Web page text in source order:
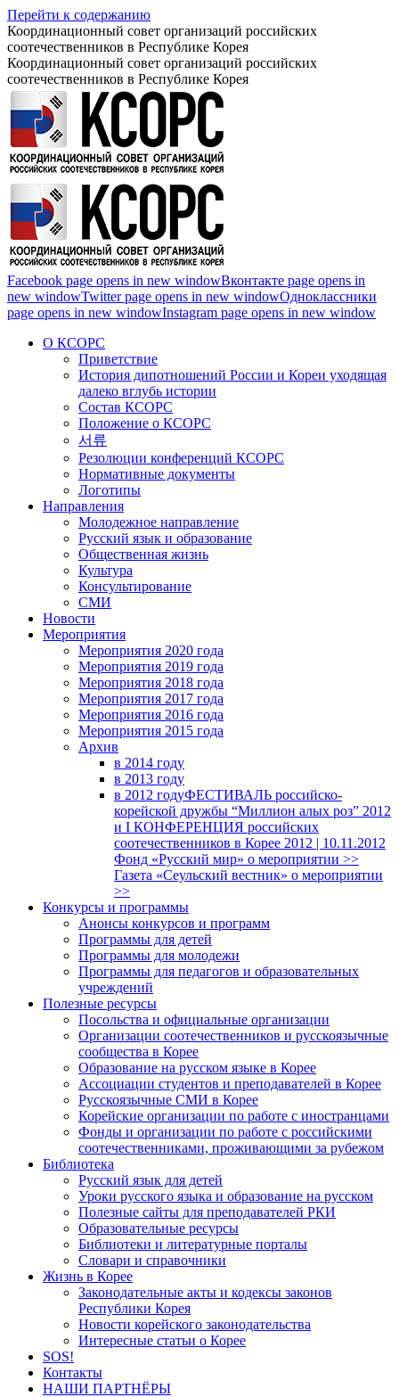
Перейти к содержанию
Координационный совет организаций российских
соотечественников в Республике Корея
Координационный совет организаций российских
соотечественников в Республике Корея
Facebook page opens in new windowВконтакте page opens in
new windowTwitter page opens in new windowОдноклассники
page opens in new windowInstagram page opens in new window
О КСОРС
Приветствие
История дипотношений России и Кореи уходящая
далеко вглубь истории
Состав КСОРС
Положение о КСОРС
서류
Резолюции конференций КСОРС
Нормативные документы
Логотипы
Направления
Молодежное направление
Русский язык и образование
Общественная жизнь
Культура
Консультирование
СМИ
Новости
Мероприятия
Мероприятия 2020 года
Мероприятия 2019 года
Мероприятия 2018 годa
Мероприятия 2017 года
Мероприятия 2016 года
Мероприятия 2015 года
Архив
в 2014 году
в 2013 году
в 2012 годуФЕСТИВАЛЬ российско-
корейской дружбы “Миллион алых роз” 2012
и I КОНФЕРЕНЦИЯ российских
соотечественников в Корее 2012 | 10.11.2012
Фонд «Русский мир» о мероприятии >>
Газета «Сеульский вестник» о мероприятии
>>
Конкурсы и программы
Анонсы конкурсов и программ
Программы для детей
Программы для молодежи
Программы для педагогов и образовательных
учреждений
Полезные ресурсы
Посольства и официальные организации
Организации соотечественников и русскоязычные
сообщества в Корее
Образование на русском языке в Корее
Ассоциации студентов и преподавателей в Корее
Русскоязычные СМИ в Корее
Корейские организации по работе с иностранцами
Фонды и организации по работе с российскими
соотечественниками, проживающими за рубежом
Библиотека
Русский язык для детей
Уроки русского языка и образование на русском
Полезные сайты для преподавателей РКИ
Образовательные ресурсы
Библиотеки и литературные порталы
Словари и справочники
Жизнь в Корее
Законодательные акты и кодексы законов
Республики Корея
Новости корейского законодательства
Интересные статьи о Корее
SOS!
Контакты
НАШИ ПАРТНЁРЫ